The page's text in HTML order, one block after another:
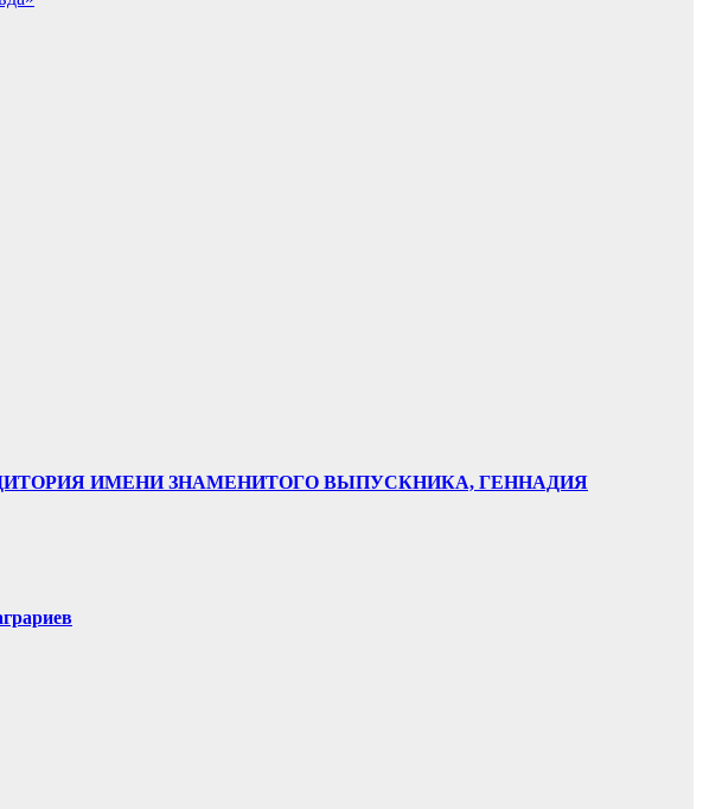
ИМЕНИ ЗНАМЕНИТОГО ВЫПУСКНИКА, ГЕННАДИЯ